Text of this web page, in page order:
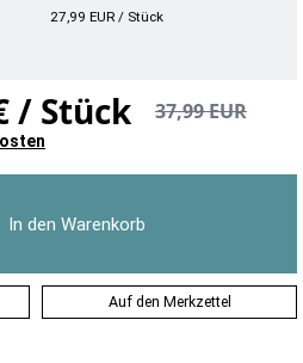
27,99 EUR/ Stück
/ Stück 37,99 EUR
In den Warenkorb
Auf den Merkzettel